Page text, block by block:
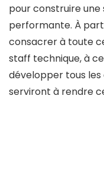
pour construire
performante. À
consacrer à toute
staff technique, à
développer tous
serviront à rendre